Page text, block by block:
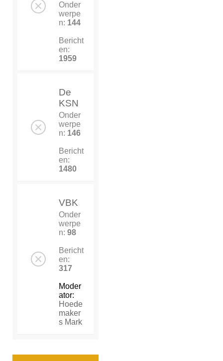
Onder
werpe
n: 144
Bericht
en:
1959
De
KSN
Onder
werpe
n: 146
Bericht
en:
1480
VBK
Onder
werpe
n: 98
Bericht
en:
317
Moder
ator:
Hoede
maker
s Mark